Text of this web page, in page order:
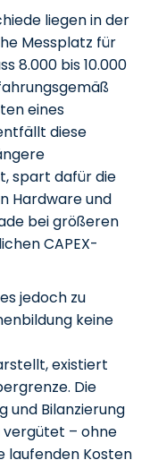
liegen in der
Messplatz für
8.000 bis 10.000
eines
diese
spart dafür die
Hardware und
bei größeren
CAPEX-
jedoch zu
keine
existiert
Die
Bilanzierung
– ohne
laufenden Kosten